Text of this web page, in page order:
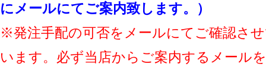
にメールにてご案内致します。）
※発注手配の可否をメールにてご確認さ
います。必ず当店からご案内するメール